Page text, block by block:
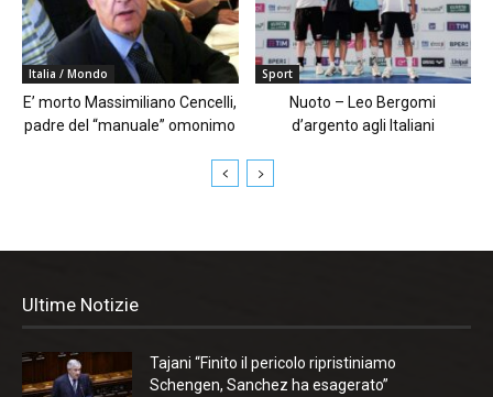
Italia / Mondo
E’ morto Massimiliano Cencelli,
padre del “manuale” omonimo
Sport
Nuoto – Leo Bergomi
d’argento agli Italiani
Ultime Notizie
Tajani “Finito il pericolo ripristiniamo
Schengen, Sanchez ha esagerato”